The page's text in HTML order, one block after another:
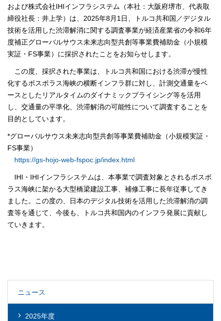
および株式会社IHIインフラシステム（本社：大阪府堺市、代表取
締役社長：井上学）は、2025年8月1日、トルコ共和国／デジタル
技術を活用した渋滞解消に関する調査事業が経済産業省の令和6年
度補正グローバルサウス未来志向型共創等事業費補助金（小規模
実証・FS事業）に採択されたことをお知らせします。
この度、採択された事業は、トルコ共和国における渋滞が慢性
化するボスポラス海峡の横断インフラ群に対し、計測交通量をベ
ースとしたリアルタイムのダイナミックプライシング等を活用
し、交通量の平準化、渋滞解消の可能性について調査することを
目的としています。
*グローバルサウス未来志向型共創等事業費補助金（小規模実証・
FS事業）
https://gs-hojo-web-fspoc.jp/index.html
IHI・IHIインフラシステムは、本事業で調査対象とされるボスポ
ラス海峡に架かる大型橋梁建設工事、補修工事に長年従事してき
ました。この度の、日本のデジタル技術を活用した渋滞解消の調
査等を通じて、今後も、トルコ共和国内のインフラ発展に貢献し
ていきます。
ニュース
2025年度